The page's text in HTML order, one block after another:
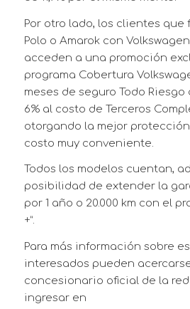
Por otro lado, los clientes que
Polo o Amarok con
acceden a una promoción
programa Cobertura
meses de seguro Todo
6% al costo de Terceros
otorgando la mejor
costo muy conveniente.
Todos los modelos cuentan,
posibilidad de extender la
por 1 año o 20.000 km con el
+”.
Para más información sobre
interesados pueden
concesionario oficial de la red
ingresar en